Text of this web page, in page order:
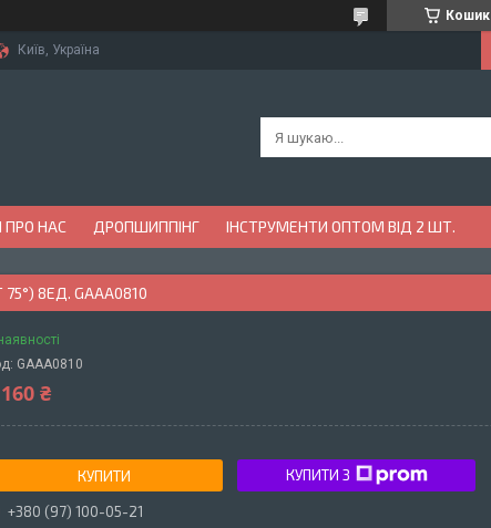
Кошик
Київ, Україна
ПРО НАС ДРОПШИППІНГ ІНСТРУМЕНТИ ОПТОМ ВІД 2 ШТ.
8ЕД. GAAA0810
GAAA0810
₴
КУПИТИ КУПИТИ З
+380 (97) 100-05-21